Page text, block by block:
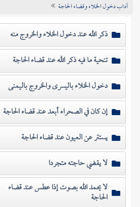
آداب دخول الخلاء وقضاء الحاجة
ذكر الله عند دخول الخلاء والخروج منه
تنحية ما فيه ذكر الله عند قضاء الحاجة
دخول الخلاء باليسرى والخروج باليمنى
إن كان في الصحراء أبعد عند قضاء الحاجة
يستتر عن العيون عند قضاء الحاجة
لا يقضي حاجته متجردا
لا يحمد الله بصوت إذا عطس عند قضاء
الحاجة